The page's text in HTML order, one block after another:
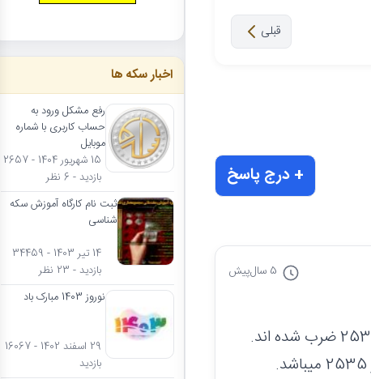
قبلی
+ درج پاسخ
5 سال پیش
مدال های جشن‌های پنجاهمین سال سلطنت پهلوی، معمولا با تاریخ 2535 ضرب شده اند.
اخبار سکه ها
رفع مشکل ورود به
حساب کاربری با شماره
موبایل
15 شهریور 1404 - 2657
بازدید - 6 نظر
ثبت نام کارگاه آموزش سکه
شناسی
14 تیر 1403 - 34459
بازدید - 23 نظر
نوروز 1403 مبارک باد
29 اسفند 1402 - 16067
بازدید